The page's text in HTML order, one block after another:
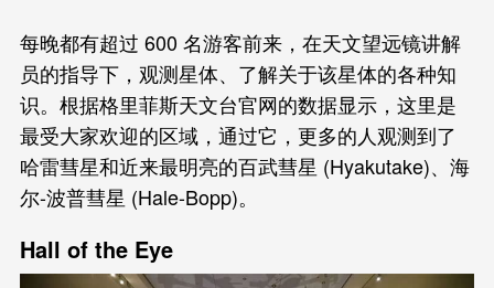
每晚都有超过 600 名游客前来，在天文望远镜讲解
员的指导下，观测星体、了解关于该星体的各种知
识。根据格里菲斯天文台官网的数据显示，这里是
最受大家欢迎的区域，通过它，更多的人观测到了
哈雷彗星和近来最明亮的百武彗星 (Hyakutake)、海
尔-波普彗星 (Hale-Bopp)。
Hall of the Eye